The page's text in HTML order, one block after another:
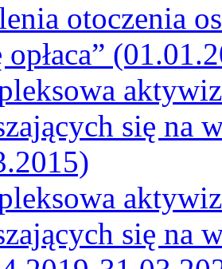
otoczenia
opłaca”
się na
się na